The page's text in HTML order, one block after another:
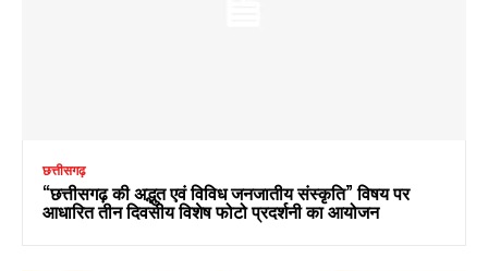
छत्तीसगढ़
“छत्तीसगढ़ की अद्भुत एवं विविध जनजातीय संस्कृति” विषय पर
आधारित तीन दिवसीय विशेष फोटो प्रदर्शनी का आयोजन